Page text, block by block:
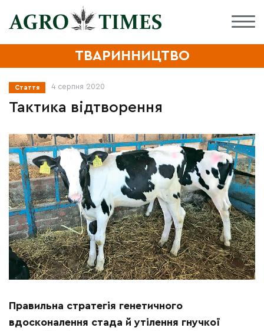
ТВАРИННИЦТВО
Стаття 4 серпня 2020
Тактика відтворення
Правильна стратегія генетичного
вдосконалення стада й утілення гнучкої